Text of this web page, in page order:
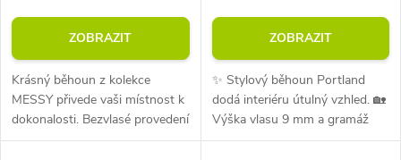
ZOBRAZIT
Krásný běhoun z kolekce
MESSY přivede vaši místnost k
dokonalosti. Bezvlasé provedení
při průměrné hmotnosti 1400
ZOBRAZIT
✨ Stylový běhoun Portland
dodá interiéru útulný vzhled. 🏡
Výška vlasu 9 mm a gramáž
1300 g/m² zajišťují pohodlí při